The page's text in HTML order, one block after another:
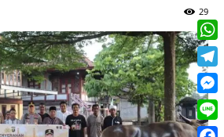
29
Line